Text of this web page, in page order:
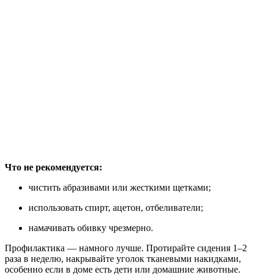
Что не рекомендуется:
чистить абразивами или жесткими щетками;
использовать спирт, ацетон, отбеливатели;
намачивать обивку чрезмерно.
Профилактика — намного лучше. Протирайте сидения 1–2
раза в неделю, накрывайте уголок тканевыми накидками,
особенно если в доме есть дети или домашние животные.